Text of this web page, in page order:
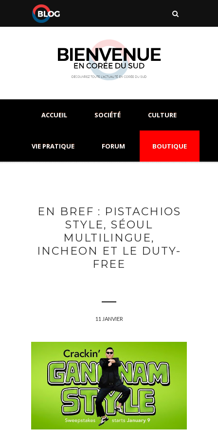
ACCUEIL SOCIÉTÉ CULTURE
VIE PRATIQUE FORUM BOUTIQUE
EN BREF : PISTACHIOS
STYLE, SÉOUL
MULTILINGUE,
INCHEON ET LE DUTY-
FREE
11 JANVIER